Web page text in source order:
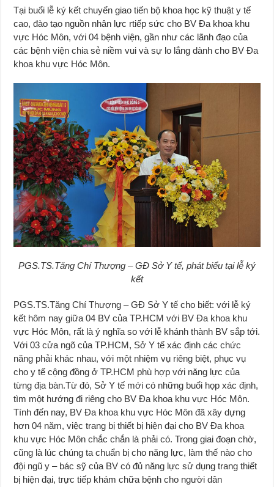
Tại buổi lễ ký kết chuyển giao tiến bộ khoa học kỹ thuật y tế
cao, đào tạo nguồn nhân lực rtiếp sức cho BV Đa khoa khu
vực Hóc Môn, với 04 bệnh viện, gần như các lãnh đạo của
các bệnh viện chia sẻ niềm vui và sự lo lắng dành cho BV Đa
khoa khu vực Hóc Môn.
PGS.TS.Tăng Chí Thượng – GĐ Sở Y tế, phát biểu tại lễ ký
kết
PGS.TS.Tăng Chí Thượng – GĐ Sở Y tế cho biết: với lễ ký
kết hôm nay giữa 04 BV của TP.HCM với BV Đa khoa khu
vực Hóc Môn, rất là ý nghĩa so với lễ khánh thành BV sắp tới.
Với 03 cửa ngõ của TP.HCM, Sở Y tế xác định các chức
năng phải khác nhau, với một nhiệm vụ riêng biệt, phục vụ
cho y tế cộng đồng ở TP.HCM phù hợp với năng lực của
từng địa bàn.Từ đó, Sở Y tế mới có những buổi họp xác định,
tìm một hướng đi riêng cho BV Đa khoa khu vực Hóc Môn.
Tính đến nay, BV Đa khoa khu vực Hóc Môn đã xây dựng
hơn 04 năm, việc trang bị thiết bị hiện đại cho BV Đa khoa
khu vực Hóc Môn chắc chắn là phải có. Trong giai đoạn chờ,
cũng là lúc chúng ta chuẩn bị cho năng lực, làm thế nào cho
đội ngũ y – bác sỹ của BV có đủ năng lực sử dụng trang thiết
bị hiện đại, trực tiếp khám chữa bệnh cho người dân